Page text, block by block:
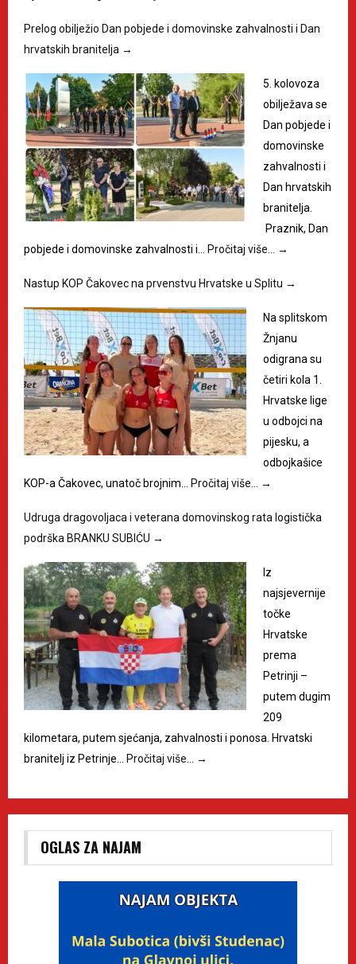
Prelog obilježio Dan pobjede i domovinske zahvalnosti i Dan
hrvatskih branitelja →
5. kolovoza
obilježava se
Dan pobjede i
domovinske
zahvalnosti i
Dan hrvatskih
branitelja.
Praznik, Dan
pobjede i domovinske zahvalnosti i… Pročitaj više… →
Nastup KOP Čakovec na prvenstvu Hrvatske u Splitu →
Na splitskom
Žnjanu
odigrana su
četiri kola 1.
Hrvatske lige
u odbojci na
pijesku, a
odbojkašice
KOP-a Čakovec, unatoč brojnim… Pročitaj više… →
Udruga dragovoljaca i veterana domovinskog rata logistička
podrška BRANKU SUBIĆU →
Iz
najsjevernije
točke
Hrvatske
prema
Petrinji –
putem dugim
209
kilometara, putem sjećanja, zahvalnosti i ponosa. Hrvatski
branitelj iz Petrinje… Pročitaj više… →
OGLAS ZA NAJAM